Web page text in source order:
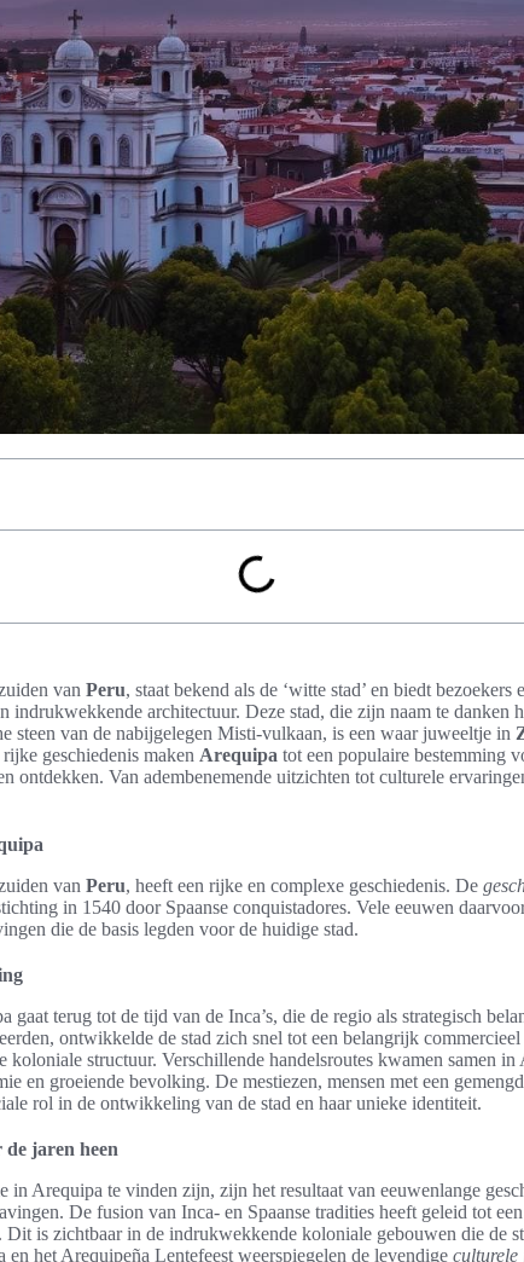
van Peru, staat bekend als de ‘witte stad’ en biedt bezoekers
indrukwekkende architectuur. Deze stad, die zijn naam te danken
steen van de nabijgelegen Misti-vulkaan, is een waar juweeltje in
geschiedenis maken Arequipa tot een populaire bestemming
ontdekken. Van adembenemende uitzichten tot culturele
van Peru, heeft een rijke en complexe geschiedenis. De
in 1540 door Spaanse conquistadores. Vele eeuwen
die de basis legden voor de huidige stad.
gaat terug tot de tijd van de Inca’s, die de regio als strategisch
ontwikkelde de stad zich snel tot een belangrijk
koloniale structuur. Verschillende handelsroutes kwamen samen
en groeiende bevolking. De mestiezen, mensen met een
rol in de ontwikkeling van de stad en haar unieke identiteit.
jaren heen
in Arequipa te vinden zijn, zijn het resultaat van eeuwenlange
De fusion van Inca- en Spaanse tradities heeft geleid tot
is zichtbaar in de indrukwekkende koloniale gebouwen die de
en het Arequipeña Lentefeest weerspiegelen de levendige culturele